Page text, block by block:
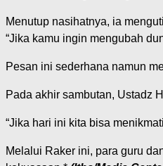
Menutup nasihatnya, ia
“Jika kamu ingin mengubah
Pesan ini sederhana namun
Pada akhir sambutan, Ustadz
“Jika hari ini kita bisa
Melalui Raker ini, para guru